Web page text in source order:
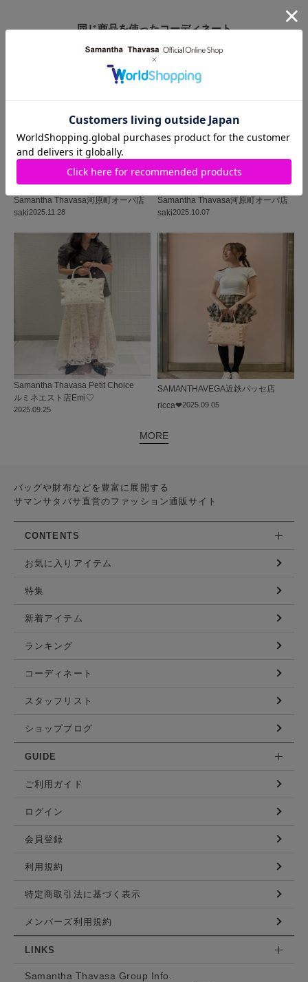
同じ商品を使ったコーディネート
2025.11.28
Samantha Thavasa河原町オーパ店
saki
2025.10.07
Samantha Thavasa河原町オーパ店
saki
2025.09.25
Samantha Thavasa Petit Choice
ルミネエスト店Emi♡
2025.09.05
SAMANTHAVEGA近鉄パッセ店
ricca❤︎
MORE
バッグや財布などを豊富に展開する
サマンサタバサ直営のファッション通販サイト
CONTENTS
お気に入りアイテム
特集
新着アイテム
ランキング
コーディネート
スタッフリスト
ショップブログ
GUIDE
ご利用ガイド
ログイン
会員登録
利用規約
特定商取引法に基づく表示
メンバーズ利用規約
LINKS
Samantha Thavasa Group Info.